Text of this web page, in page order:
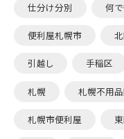
仕分け分別 何
便利屋札幌市
引越し 手稲区
札幌 札幌不用
札幌市便利屋